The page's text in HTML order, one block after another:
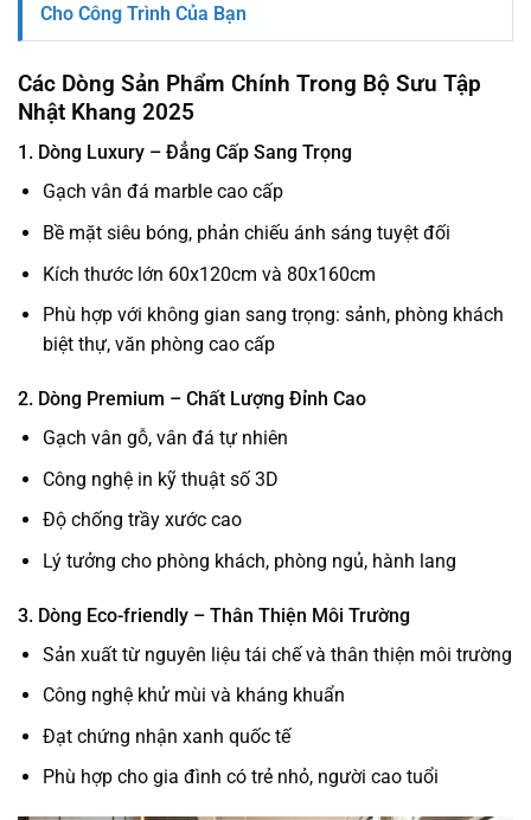
Cho Công Trình Của Bạn
Các Dòng Sản Phẩm Chính Trong Bộ Sưu Tập
Nhật Khang 2025
1. Dòng Luxury – Đẳng Cấp Sang Trọng
Gạch vân đá marble cao cấp
Bề mặt siêu bóng, phản chiếu ánh sáng tuyệt đối
Kích thước lớn 60x120cm và 80x160cm
Phù hợp với không gian sang trọng: sảnh, phòng khách
biệt thự, văn phòng cao cấp
2. Dòng Premium – Chất Lượng Đỉnh Cao
Gạch vân gỗ, vân đá tự nhiên
Công nghệ in kỹ thuật số 3D
Độ chống trầy xước cao
Lý tưởng cho phòng khách, phòng ngủ, hành lang
3. Dòng Eco-friendly – Thân Thiện Môi Trường
Sản xuất từ nguyên liệu tái chế và thân thiện môi trường
Công nghệ khử mùi và kháng khuẩn
Đạt chứng nhận xanh quốc tế
Phù hợp cho gia đình có trẻ nhỏ, người cao tuổi